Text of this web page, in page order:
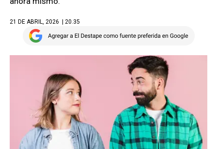
21 DE ABRIL, 2026 | 20.35